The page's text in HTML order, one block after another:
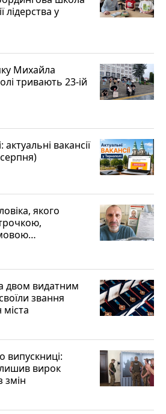
лідерства у
Михайла
тривають 23-ій
вакансії
якого
двом видатним
звання
випускниці:
вирок
змін